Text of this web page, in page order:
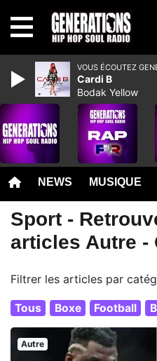
NEWS MUSIQUE
Sport -
articles Autre -
Filtrer les articles par
Tous Boxe Football
Autre
VOUS ÉCOUTEZ
Cardi B
Bodak Yellow